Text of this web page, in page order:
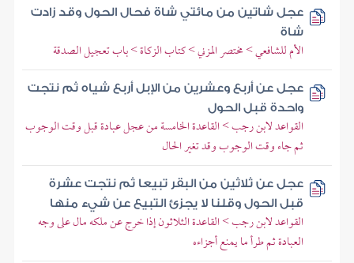
عجل شاتين من مائتي شاة فحال الحول وقد زادت
شاة
الأم للشافعي > مختصر المزني > كتاب الزكاة > باب تعجيل الصدقة
عجل عن أربع وعشرين من الإبل أربع شياه ثم نتجت
واحدة قبل الحول
القواعد لابن رجب > القاعدة الخامسة من عجل عبادة قبل وقت الوجوب
ثم جاء وقت الوجوب وقد تغير الحال
عجل عن ثلاثين من البقر تبيعا ثم نتجت عشرة
قبل الحول وقلنا لا يجزئ التبيع عن شيء منها
القواعد لابن رجب > القاعدة الثلاثون إذا خرج عن ملكه مال على وجه
العبادة ثم طرأ ما يمنع أجزاءه